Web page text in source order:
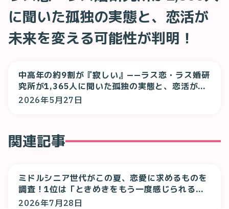
に聞いた孤独の実態と、恋活が
未来を変える可能性が判明！
中高年の約9割が『寂しい』——ラス恋・ラス婚研
究所が1,365人に聞いた孤独の実態と、恋活が未
来を変える可能性が判明！
2026年5月27日
関連記事
ミドルシニア世代がこの夏、恋愛に求めるものを
調査！1位は「ときめきをもう一度感じられる
恋」！
2026年7月28日